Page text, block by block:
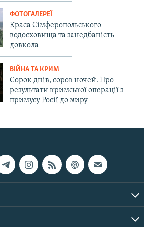
ФОТОГАЛЕРЕЇ
Краса Сімферопольського
водосховища та занедбаність
довкола
ВІЙНА ТА КРИМ
Сорок днів, сорок ночей. Про
результати кримської операції з
примусу Росії до миру